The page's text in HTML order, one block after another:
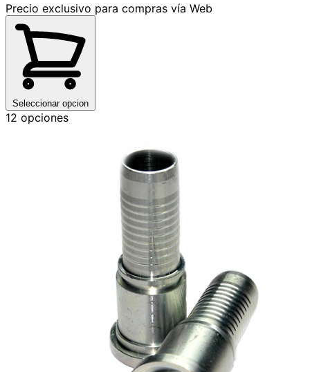
Precio exclusivo para compras vía Web
Seleccionar opcion
12 opciones